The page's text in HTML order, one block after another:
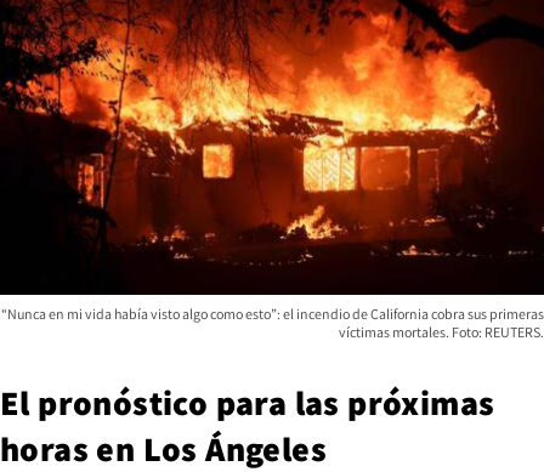
“Nunca en mi vida había visto algo como esto”: el incendio de California cobra sus primeras
víctimas mortales. Foto: REUTERS.
El pronóstico para las próximas
horas en Los Ángeles